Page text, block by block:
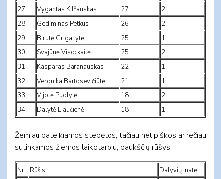
27.
Vygantas Kilčauskas 27
2
28.
Gediminas Petkus 26
2
29.
Birutė Grigaitytė 25
1
30.
Svajūnė Visockaitė 25
2
31.
Kasparas Baranauskas 22
1
32.
Veronika Bartosevičiūtė 21
1
33.
Vijolė Puolytė 18
2
34.
Dalytė Liaučienė 18 1
Žemiau pateikiamos stebėtos, tačiau netipiškos ar rečiau
sutinkamos žiemos laikotarpiu, paukščių rūšys:
Nr. Rūšis
Dalyvių matė